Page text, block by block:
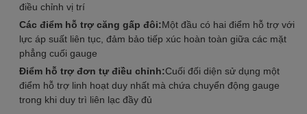
điều chỉnh vị trí
Các điểm hỗ trợ căng gấp đôi:Một đầu có hai điểm hỗ trợ với
lực áp suất liên tục, đảm bảo tiếp xúc hoàn toàn giữa các mặt
phẳng cuối gauge
Điểm hỗ trợ đơn tự điều chỉnh:Cuối đối diện sử dụng một
điểm hỗ trợ linh hoạt duy nhất mà chứa chuyển động gauge
trong khi duy trì liên lạc đầy đủ